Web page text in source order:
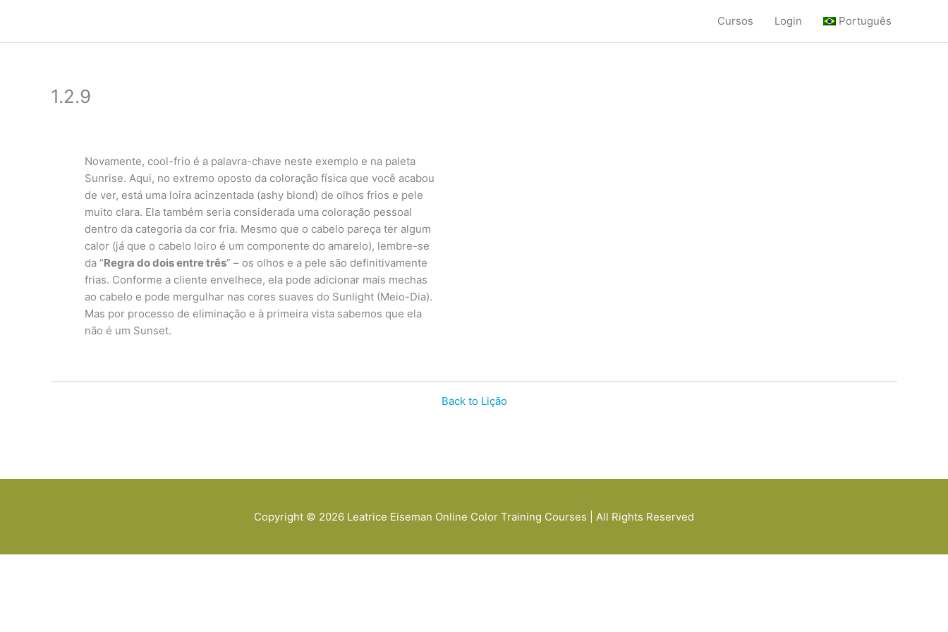
o
Cursos Login Português
1.2.9
Novamente, cool-frio é a palavra-chave neste exemplo e na paleta
Sunrise. Aqui, no extremo oposto da coloração física que você acabou
de ver, está uma loira acinzentada (ashy blond) de olhos frios e pele
muito clara. Ela também seria considerada uma coloração pessoal
dentro da categoria da cor fria. Mesmo que o cabelo pareça ter algum
calor (já que o cabelo loiro é um componente do amarelo), lembre-se
da “Regra do dois entre três” – os olhos e a pele são definitivamente
frias. Conforme a cliente envelhece, ela pode adicionar mais mechas
ao cabelo e pode mergulhar nas cores suaves do Sunlight (Meio-Dia).
Mas por processo de eliminação e à primeira vista sabemos que ela
não é um Sunset.
Back to Lição
Copyright © 2026 Leatrice Eiseman Online Color Training Courses | All Rights Reserved